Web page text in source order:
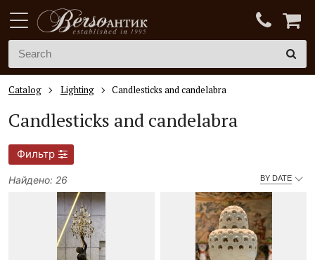
Catalog Lighting Candlesticks and candelabra
Candlesticks and candelabra
Фильтр
BY DATE
Найдено: 26